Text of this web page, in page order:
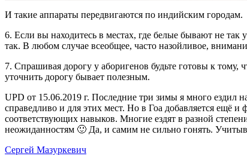
И такие аппараты передвигаются по индийским городам.
6. Если вы находитесь в местах, где белые бывают не так
так. В любом случае всеобщее, часто назойливое,
7. Спрашивая дорогу у аборигенов будьте готовы к
уточнить дорогу бывает полезным.
UPD от 15.06.2019 г. Последние три зимы я много
справедливо и для этих мест. Но в Гоа добавляется ещё
соответствующих навыков. Многие ездят в разной
неожиданностям 🙂 Да, и самим не сильно гонять.
Сергей Мазуркевич